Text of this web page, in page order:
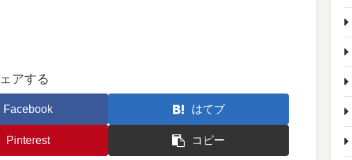
アする
Facebook はてブ
Pinterest コピー